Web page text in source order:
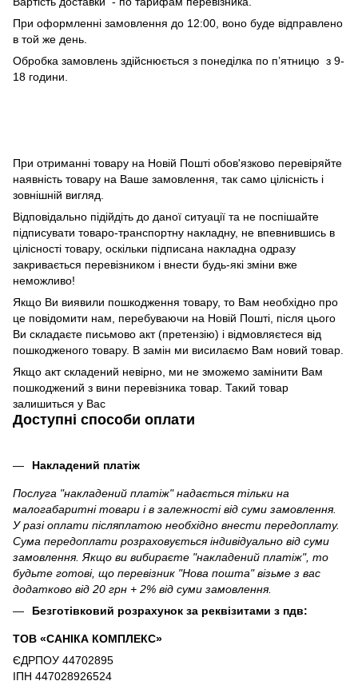
При оформленні замовлення до 12:00, воно буде відправлено
в той же день.
Обробка замовлень здійснюється з понеділка по п’ятницю з 9-
18 години.
При отриманні товару на Новій Пошті обов'язково перевіряйте
наявність товару на Ваше замовлення, так само цілісність і
зовнішній вигляд.
Відповідально підійдіть до даної ситуації та не поспішайте
підписувати товаро-транспортну накладну, не впевнившись в
цілісності товару, оскільки підписана накладна одразу
закривається перевізником і внести будь-які зміни вже
неможливо!
Якщо Ви виявили пошкодження товару, то Вам необхідно про
це повідомити нам, перебуваючи на Новій Пошті, після цього
Ви складаєте письмово акт (претензію) і відмовляєтеся від
пошкодженого товару. В замін ми висилаємо Вам новий товар.
Якщо акт складений невірно, ми не зможемо замінити Вам
пошкоджений з вини перевізника товар. Такий товар
залишиться у Вас
Доступні способи оплати
Накладений платіж
Послуга "накладений платіж" надається тільки на
малогабаритні товари і в залежності від суми замовлення.
У разі оплати післяплатою необхідно внести передоплату.
Сума передоплати розраховується індивідуально від суми
замовлення. Якщо ви вибираєте "накладений платіж", то
будьте готові, що перевізник "Нова пошта" візьме з вас
додатково від 20 грн + 2% від суми замовлення.
Безготівковий розрахунок за реквізитами з пдв:
ТОВ «САНІКА КОМПЛЕКС»
ЄДРПОУ 44702895
ІПН 447028926524